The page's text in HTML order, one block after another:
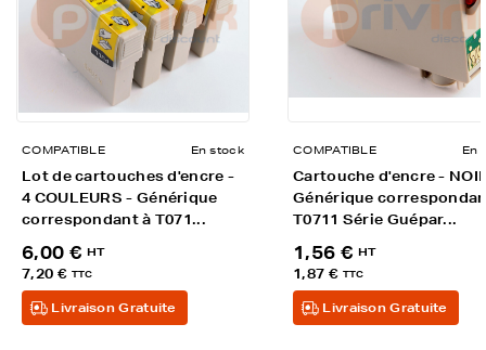
COMPATIBLE En stock
Lot de cartouches d'encre -
4 COULEURS - Générique
correspondant à T071...
6,00 € HT
7,20 € TTC
Livraison Gratuite
COMPATIBLE En
Cartouche d'encre -
Générique
T0711 Série Guépar...
1,56 € HT
1,87 € TTC
Livraison Gratuite